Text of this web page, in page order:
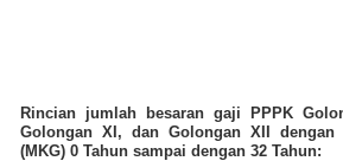
Rincian jumlah besaran gaji PPPK
Golongan XI, dan Golongan XII dengan
(MKG) 0 Tahun sampai dengan 32 Tahun: